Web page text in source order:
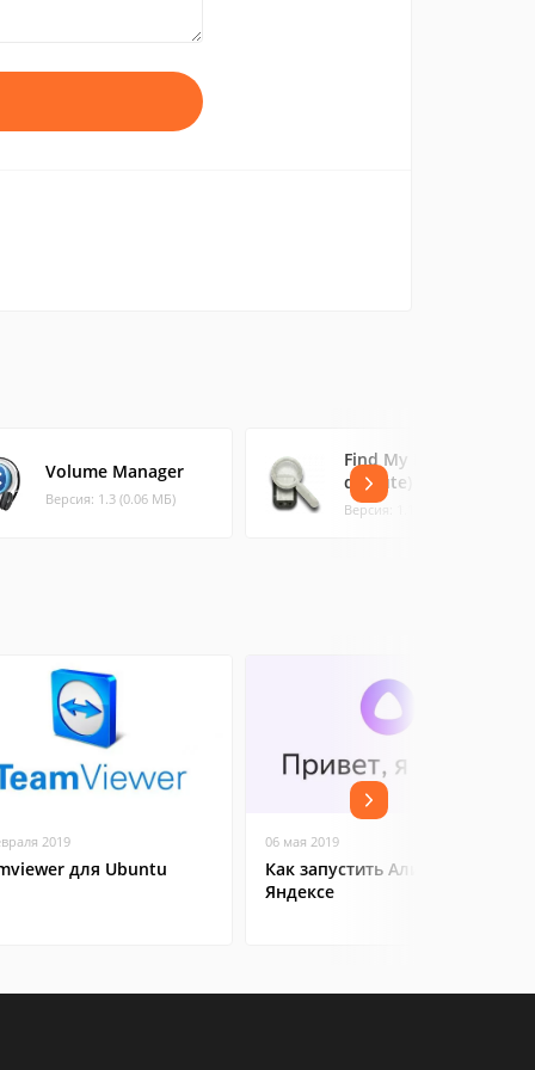
Volume Manager
Версия: 1.3 (0.06 МБ)
Find My Phone (incl.
demute)
Версия: 1.1 (0.07 МБ)
2019
для Ubuntu
06 мая 2019
Как запустить Алису в
Яндексе